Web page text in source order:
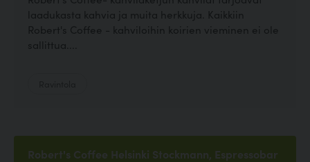
laadukasta kahvia ja muita herkkuja. Kaikkiin
Robert's Coffee - kahviloihin koirien vieminen ei ole
sallittua....
Robert's Coffee Helsinki Stockmann, Espressobar